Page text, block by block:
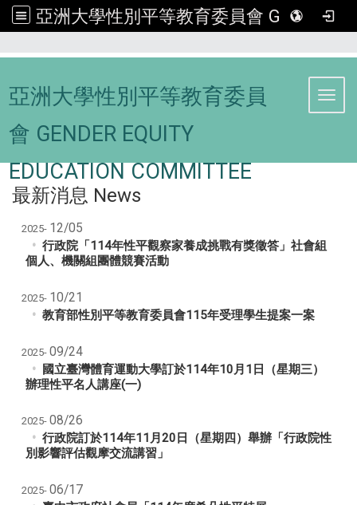
亞洲大學性別平等教育委員會 GENDER EQUITY EDUCATION COMMITTEE
亞洲大學性別平等教育委員
會 GENDER EQUITY
EDUCATION COMMITTEE
最新消息 News
2025- 12/05
行政院「114年性平觀察家養成挑戰有獎徵答」社會組
個人、機關組團體競賽活動
2025- 10/21
教育部性別平等教育委員會115年受理學生提案一案
2025- 09/24
國立臺灣體育運動大學訂於114年10月1日（星期三）
辦理性平名人講座(一)
2025- 08/26
行政院訂於114年11月20日（星期四）舉辦「行政院性
別影響評估觀摩交流講習」
2025- 06/17